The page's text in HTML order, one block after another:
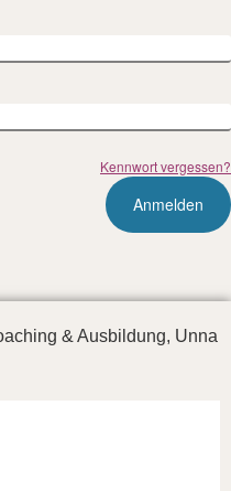
Kennwort vergessen?
& Ausbildung, Unna